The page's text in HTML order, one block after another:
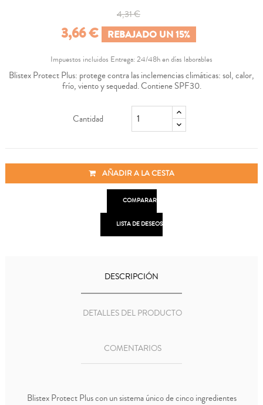
4,31 €
3,66 € REBAJADO UN 15%
Impuestos incluidos Entrega: 24/48h en días laborables
Blistex Protect Plus: protege contra las inclemencias climáticas: sol, calor,
frío, viento y sequedad. Contiene SPF30.
Cantidad
AÑADIR A LA CESTA
COMPARAR
LISTA DE DESEOS
DESCRIPCIÓN
DETALLES DEL PRODUCTO
COMENTARIOS
Blistex Protect Plus con un sistema único de cinco ingredientes